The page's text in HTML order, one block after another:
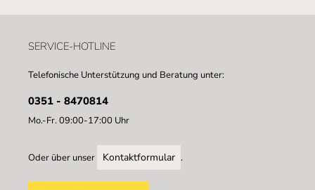
SERVICE-HOTLINE
Telefonische Unterstützung und Beratung unter:
0351 - 8470814
Mo.-Fr. 09:00-17:00 Uhr
Oder über unser Kontaktformular .